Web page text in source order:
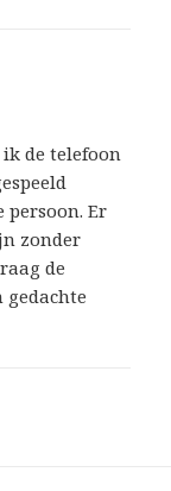
de telefoon
persoon. Er
zonder
de